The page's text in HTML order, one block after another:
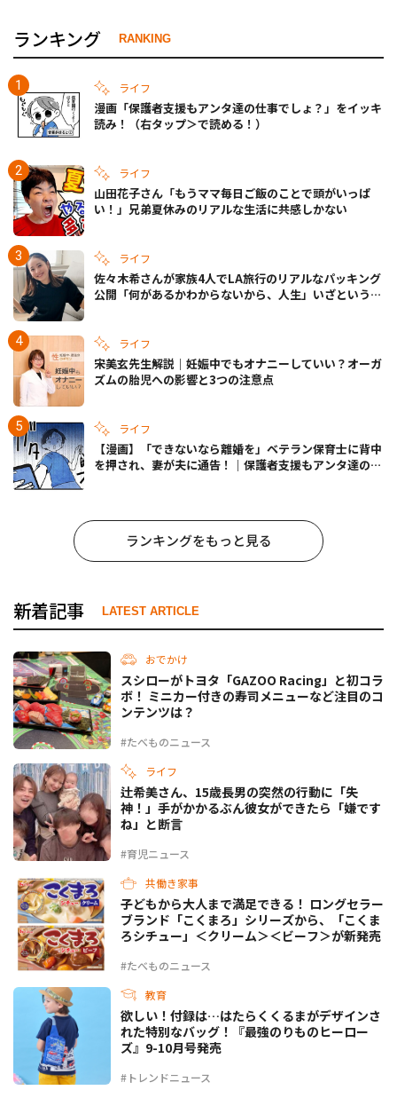
ランキング RANKING
ライフ
漫画「保護者支援もアンタ達の仕事でしょ？」をイッキ
読み！（右タップ＞で読める！）
ライフ
山田花子さん「もうママ毎日ご飯のことで頭がいっぱ
い！」兄弟夏休みのリアルな生活に共感しかない
ライフ
佐々木希さんが家族4人でLA旅行のリアルなパッキング
公開「何があるかわからないから、人生」いざというと
ライフ
宋美玄先生解説｜妊娠中でもオナニーしていい？オーガ
ズムの胎児への影響と3つの注意点
ライフ
【漫画】「できないなら離婚を」ベテラン保育士に背中
を押され、妻が夫に通告！｜保護者支援もアンタ達の仕
ランキングをもっと見る
新着記事 LATEST ARTICLE
おでかけ
#たべものニュース
スシローがトヨタ「GAZOO Racing」と初コラ
ボ！ ミニカー付きの寿司メニューなど注目のコ
ンテンツは？
ライフ
#育児ニュース
辻希美さん、15歳長男の突然の行動に「失
神！」手がかかるぶん彼女ができたら「嫌です
ね」と断言
共働き家事
#たべものニュース
子どもから大人まで満足できる！ ロングセラー
ブランド「こくまろ」シリーズから、「こくま
ろシチュー」＜クリーム＞＜ビーフ＞が新発売
教育
#トレンドニュース
欲しい！付録は…はたらくくるまがデザインさ
れた特別なバッグ！『最強のりものヒーロー
ズ』9-10月号発売